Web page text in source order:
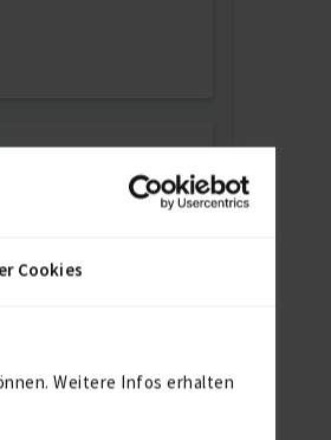
Cookies
Weitere Infos erhalten
Erfahrung